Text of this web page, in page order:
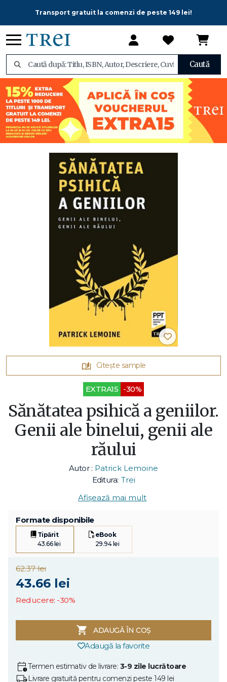
Transport gratuit la comenzi de peste 149 lei!
Caută
Citește sample
EXTRA15 -30%
Sănătatea psihică a geniilor.
Genii ale binelui, genii ale
răului
Autor : Patrick Lemoine
Editura: Trei
Afișează mai mult
Formate disponibile
Tipărit
43.66 lei
eBook
29.94 lei
62.37 lei
43.66 lei
Reducere: -30%
ADAUGĂ ÎN COȘ
Adaugă la favorite
Termen estimativ de livrare: 3-9 zile lucrătoare
Livrare gratuită pentru comenzi peste 149 lei